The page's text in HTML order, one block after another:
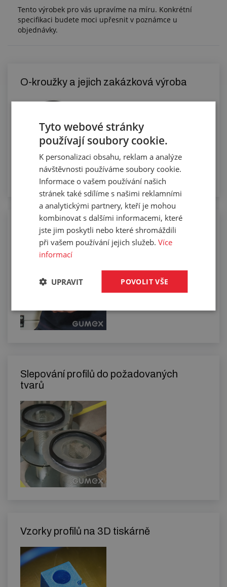
Tento výrobek pro vás upravíme na míru. Konkrétní
specifikaci budete moci upřesnit v poznámce u
objednávky.
O-kroužky a jejich zakázková výroba
Řezání profilů na sekacím stroji
Slepování profilů do požadovaných
tvarů
Vzorky profilů na 3D tiskárně
Tyto webové stránky
používají soubory cookie.
K personalizaci obsahu, reklam a analýze
návštěvnosti používáme soubory cookie.
Informace o vašem používání našich
stránek také sdílíme s našimi reklamními
a analytickými partnery, kteří je mohou
kombinovat s dalšími informacemi, které
jste jim poskytli nebo které shromáždili
při vašem používání jejich služeb.Více
informací
POVOLIT VŠE
UPRAVIT